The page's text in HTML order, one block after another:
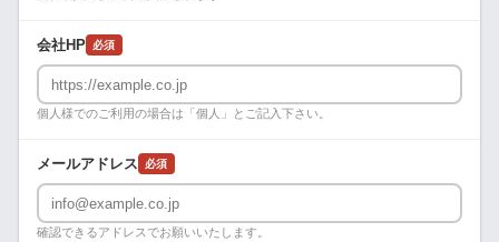
会社HP 必須
個人様でのご利用の場合は「個人」とご記入下さい。
メールアドレス 必須
確認できるアドレスでお願いいたします。